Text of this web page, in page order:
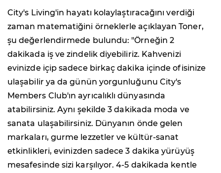
City's Living'in hayatı kolaylaştıracağını verdiği
zaman matematiğini örneklerle açıklayan Toner,
şu değerlendirmede bulundu: "Örneğin 2
dakikada iş ve zindelik diyebiliriz. Kahvenizi
evinizde içip sadece birkaç dakika içinde ofisinize
ulaşabilir ya da günün yorgunluğunu City's
Members Club'ın ayrıcalıklı dünyasında
atabilirsiniz. Aynı şekilde 3 dakikada moda ve
sanata ulaşabilirsiniz. Dünyanın önde gelen
markaları, gurme lezzetler ve kültür-sanat
etkinlikleri, evinizden sadece 3 dakika yürüyüş
mesafesinde sizi karşılıyor. 4-5 dakikada kentle